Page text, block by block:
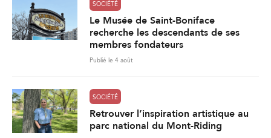
SOCIÉTÉ
Le Musée de Saint-Boniface
recherche les descendants de ses
membres fondateurs
Publié le 4 août
SOCIÉTÉ
Retrouver l’inspiration artistique au
parc national du Mont-Riding